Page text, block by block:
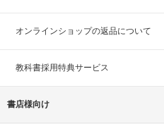
オンラインショップの返品について
教科書採用特典サービス
書店様向け